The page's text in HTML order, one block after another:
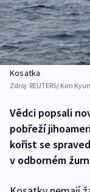
Kosatka
Zdroj: REUTERS/ Kim
Vědci popsali
pobřeží
kořist se
v odborném